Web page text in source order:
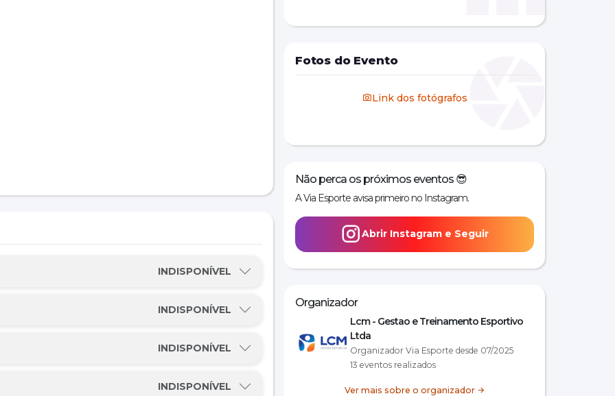
INDISPONÍVEL
INDISPONÍVEL
INDISPONÍVEL
INDISPONÍVEL
Fotos do Evento
Link dos fotógrafos
Não perca os próximos eventos 😎
A Via Esporte avisa primeiro no Instagram.
Abrir Instagram e Seguir
Organizador
Lcm - Gestao e Treinamento Esportivo
Ltda
Organizador Via Esporte desde 07/2025
13 eventos realizados
Ver mais sobre o organizador